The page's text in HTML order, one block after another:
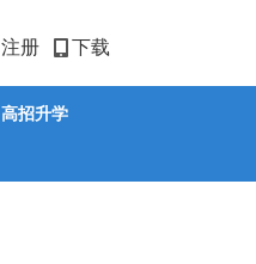
注册 下载
高招升学